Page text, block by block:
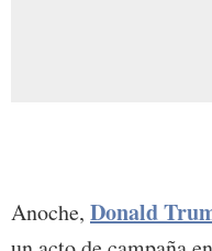
Anoche, Donald